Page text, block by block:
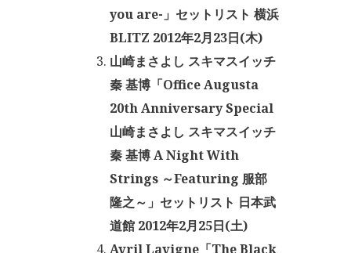
you are-」セットリスト 横浜
BLITZ 2012年2月23日(木)
山崎まさよし スキマスイッチ
秦 基博「Office Augusta
20th Anniversary Special
山崎まさよし スキマスイッチ
秦 基博 A Night With
Strings ～Featuring 服部
隆之～」セットリスト 日本武
道館 2012年2月25日(土)
Avril Lavigne「The Black